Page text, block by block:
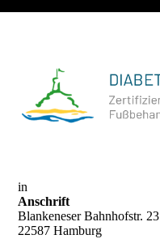
in
Anschrift
Blankeneser Bahnhofstr. 23
22587 Hamburg